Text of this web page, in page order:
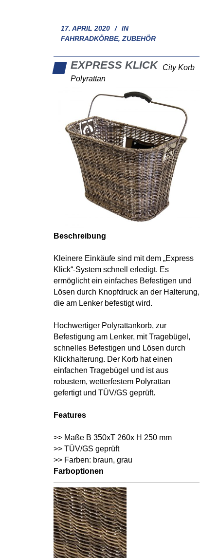
17. APRIL 2020
IN
FAHRRADKÖRBE, ZUBEHÖR
EXPRESS KLICK
City Korb
Polyrattan
Beschreibung
Kleinere Einkäufe sind mit dem „Express
Klick“-System schnell erledigt. Es
ermöglicht ein einfaches Befestigen und
Lösen durch Knopfdruck an der Halterung,
die am Lenker befestigt wird.
Hochwertiger Polyrattankorb, zur
Befestigung am Lenker, mit Tragebügel,
schnelles Befestigen und Lösen durch
Klickhalterung. Der Korb hat einen
einfachen Tragebügel und ist aus
robustem, wetterfestem Polyrattan
gefertigt und TÜV/GS geprüft.
Features
>> Maße B 350xT 260x H 250 mm
>> TÜV/GS geprüft
>> Farben: braun, grau
Farboptionen